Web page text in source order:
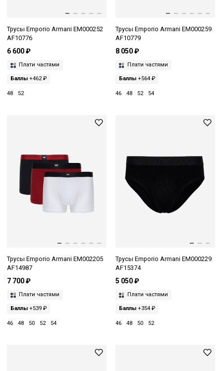
Трусы Emporio Armani EM000252
AF10776
6 600 ₽
Плати частями
Баллы +462 ₽
48 52
Трусы Emporio Armani EM000259
AF10779
8 050 ₽
Плати частями
Баллы+564 ₽
46 48 52 54
Трусы Emporio Armani EM002205
AF14987
7 700 ₽
Плати частями
Баллы +539 ₽
46 48 50 52 54
Трусы Emporio Armani EM000229
AF15374
5 050 ₽
Плати частями
Баллы+354 ₽
46 48 50 52